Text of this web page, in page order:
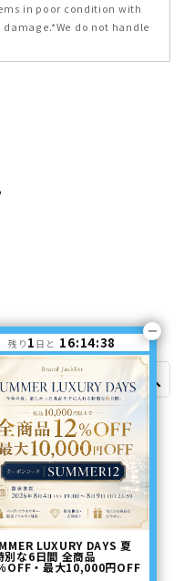
in poor condition with
do not handle
search
ァスナータイプ
残り 1 日と 16:14:38
LUXURY DAYS 夏
別な6日間 全商品
OFF・最大10,000円OFF